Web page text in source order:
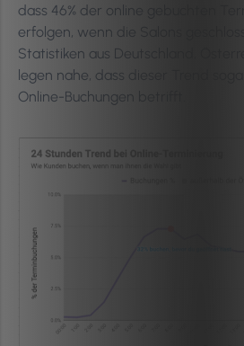
dass 46% der online gebuchten
erfolgen, wenn die Salons
Statistiken aus Deutschland,
legen nahe, dass dieser Trend
Online-Buchungen betrifft.